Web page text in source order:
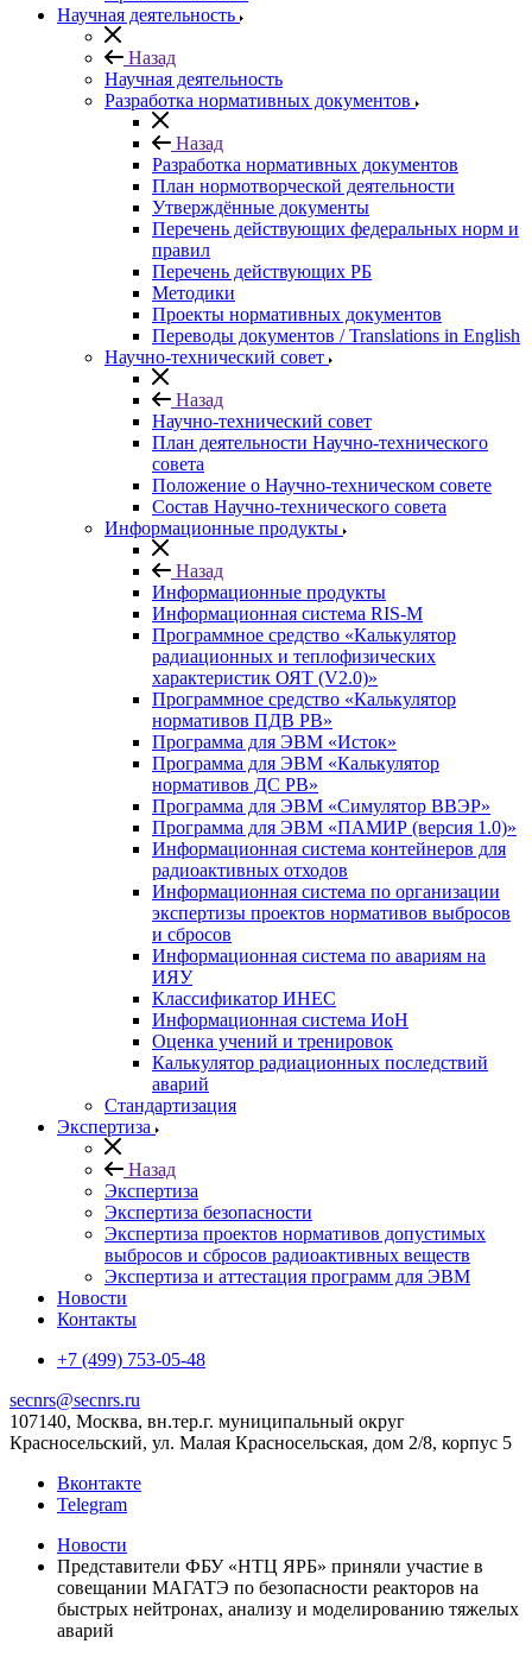
Научная деятельность
Назад
Научная деятельность
Разработка нормативных документов
Назад
Разработка нормативных документов
План нормотворческой деятельности
Утверждённые документы
Перечень действующих федеральных норм и
правил
Перечень действующих РБ
Методики
Проекты нормативных документов
Переводы документов / Translations in English
Научно-технический совет
Назад
Научно-технический совет
План деятельности Научно-технического
совета
Положение о Научно-техническом совете
Состав Научно-технического совета
Информационные продукты
Назад
Информационные продукты
Информационная система RIS-M
Программное средство «Калькулятор
радиационных и теплофизических
характеристик ОЯТ (V2.0)»
Программное средство «Калькулятор
нормативов ПДВ РВ»
Программа для ЭВМ «Исток»
Программа для ЭВМ «Калькулятор
нормативов ДС РВ»
Программа для ЭВМ «Симулятор ВВЭР»
Программа для ЭВМ «ПАМИР (версия 1.0)»
Информационная система контейнеров для
радиоактивных отходов
Информационная система по организации
экспертизы проектов нормативов выбросов
и сбросов
Информационная система по авариям на
ИЯУ
Классификатор ИНЕС
Информационная система ИоН
Оценка учений и тренировок
Калькулятор радиационных последствий
аварий
Стандартизация
Экспертиза
Назад
Экспертиза
Экспертиза безопасности
Экспертиза проектов нормативов допустимых
выбросов и сбросов радиоактивных веществ
Экспертиза и аттестация программ для ЭВМ
Новости
Контакты
+7 (499) 753-05-48
secnrs@secnrs.ru
107140, Москва, вн.тер.г. муниципальный округ
Красносельский, ул. Малая Красносельская, дом 2/8, корпус 5
Вконтакте
Telegram
Новости
Представители ФБУ «НТЦ ЯРБ» приняли участие в
совещании МАГАТЭ по безопасности реакторов на
быстрых нейтронах, анализу и моделированию тяжелых
аварий